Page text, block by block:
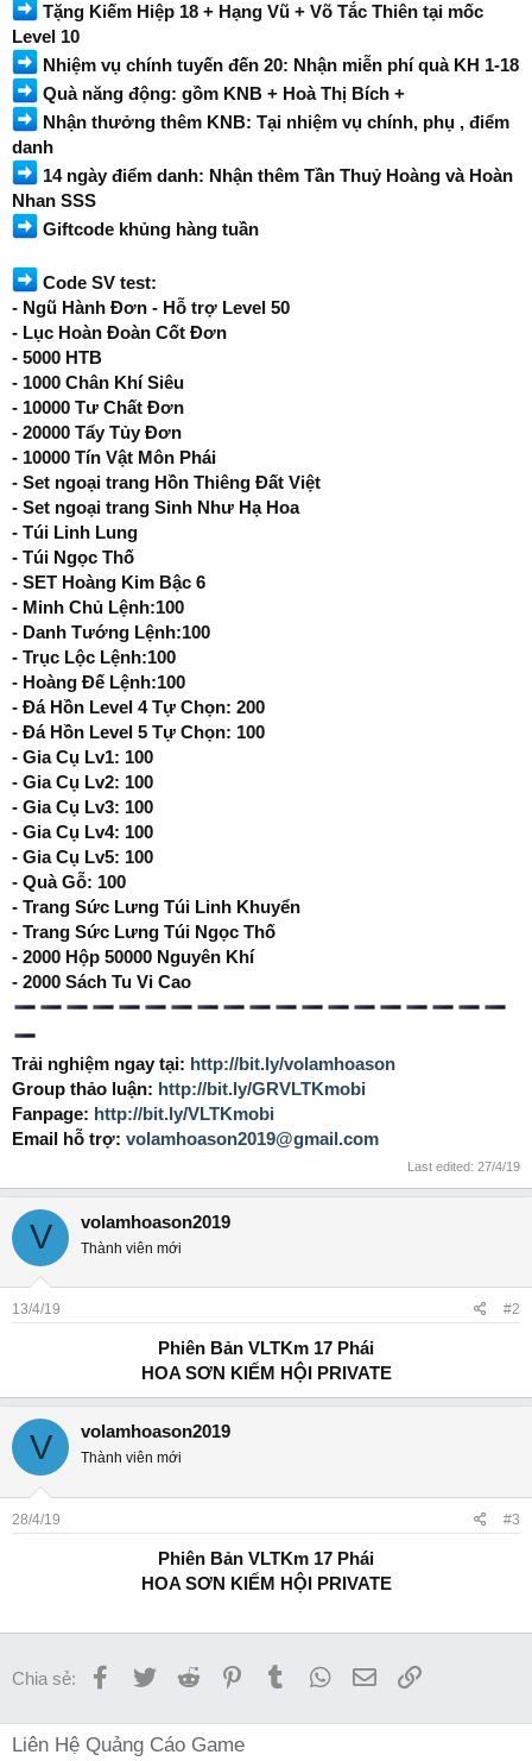
Tặng Kiếm Hiệp 18 + Hạng Vũ + Võ Tắc Thiên tại mốc
Level 10
Nhiệm vụ chính tuyến đến 20: Nhận miễn phí quà KH 1-18
Quà năng động: gồm KNB + Hoà Thị Bích +
Nhận thưởng thêm KNB: Tại nhiệm vụ chính, phụ , điểm
danh
14 ngày điểm danh: Nhận thêm Tần Thuỷ Hoàng và Hoàn
Nhan SSS
Giftcode khủng hàng tuần
Code SV test:
- Ngũ Hành Đơn - Hỗ trợ Level 50
- Lục Hoàn Đoàn Cốt Đơn
- 5000 HTB
- 1000 Chân Khí Siêu
- 10000 Tư Chất Đơn
- 20000 Tẩy Tủy Đơn
- 10000 Tín Vật Môn Phái
- Set ngoại trang Hồn Thiêng Đất Việt
- Set ngoại trang Sinh Như Hạ Hoa
- Túi Linh Lung
- Túi Ngọc Thố
- SET Hoàng Kim Bậc 6
- Minh Chủ Lệnh:100
- Danh Tướng Lệnh:100
- Trục Lộc Lệnh:100
- Hoàng Đế Lệnh:100
- Đá Hồn Level 4 Tự Chọn: 200
- Đá Hồn Level 5 Tự Chọn: 100
- Gia Cụ Lv1: 100
- Gia Cụ Lv2: 100
- Gia Cụ Lv3: 100
- Gia Cụ Lv4: 100
- Gia Cụ Lv5: 100
- Quà Gỗ: 100
- Trang Sức Lưng Túi Linh Khuyển
- Trang Sức Lưng Túi Ngọc Thố
- 2000 Hộp 50000 Nguyên Khí
- 2000 Sách Tu Vi Cao
Trải nghiệm ngay tại: http://bit.ly/volamhoason
Group thảo luận: http://bit.ly/GRVLTKmobi
Fanpage: http://bit.ly/VLTKmobi
Email hỗ trợ: volamhoason2019@gmail.com
Last edited: 27/4/19
V volamhoason2019
Thành viên mới
13/4/19 #2
Phiên Bản VLTKm 17 Phái
HOA SƠN KIẾM HỘI PRIVATE
V volamhoason2019
Thành viên mới
28/4/19 #3
Phiên Bản VLTKm 17 Phái
HOA SƠN KIẾM HỘI PRIVATE
Chia sẻ: Facebook
TwitterReddit PinterestTumblrWhatsApp
EmailLink
Liên Hệ Quảng Cáo Game